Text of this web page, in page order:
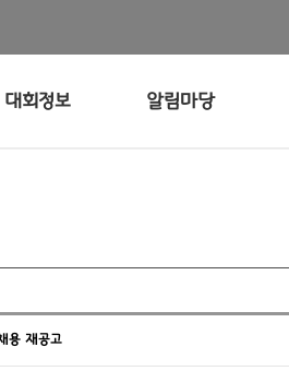
대회정보 알림마당
용 재공고